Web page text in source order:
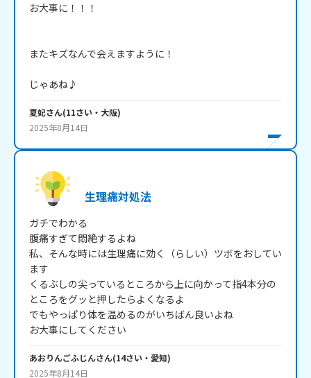
お大事に！！！
またキズなんで会えますように！
じゃあね♪
夏妃さん(11さい・ 大阪)
2025年8月14日
生理痛対処法
ガチでわかる
腹痛すぎて悶絶するよね
私、そんな時には生理痛に効く（らしい）ツボをおしてい
ます
くるぶしの尖っているところから上に向かって指4本分の
ところをグッと押したらよくなるよ
でもやっぱり体を温めるのがいちばん良いよね
お大事にしてください
あおりんごふじんさん(14さい・ 愛知)
2025年8月14日